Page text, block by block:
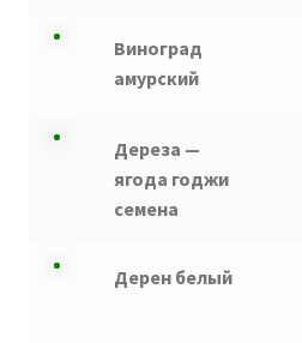
Виноград
амурский
Дереза —
ягода годжи
семена
Дерен белый